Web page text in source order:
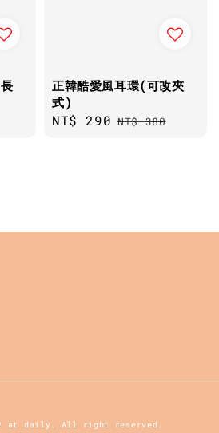
正韓酷愛風耳環(可改夾
式)
Sale
NT$ 290 Regular
NT$ 380
at daily. All right reserved.